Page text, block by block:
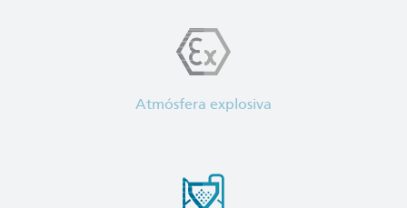
Atmósfera explosiva